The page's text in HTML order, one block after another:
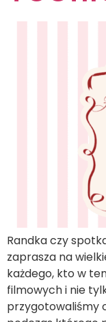
Randka czy
zaprasza na
każdego, kto w
filmowych i nie
przygotowaliśmy